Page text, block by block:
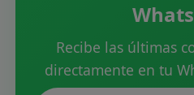
Recibe las últimas
directamente en tu